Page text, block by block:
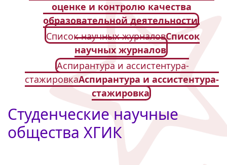
оценке и контролю качества
образовательной деятельности
Список научных журналовСписок
научных журналов
Аспирантура и ассистентура-
стажировкаАспирантура и ассистентура-
стажировка
Студенческие научные
общества ХГИК